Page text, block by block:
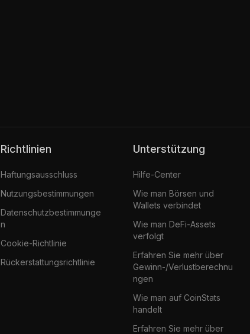
Richtlinien
Haftungsausschluss
Nutzungsbestimmungen
Datenschutzbestimmunge
n
Cookie-Richtlinie
Rückerstattungsrichtlinie
Unterstützung
Hilfe-Center
Wie man Börsen und
Wallets verbindet
Wie man DeFi-Assets
verfolgt
Erfahren Sie mehr über
Gewinn-/Verlustberechnu
ngen
Wie man auf CoinStats
handelt
Erfahren Sie mehr über